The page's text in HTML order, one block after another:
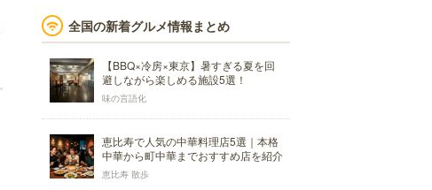
全国の新着グルメ情報まとめ
【BBQ×冷房×東京】暑すぎる夏を回
避しながら楽しめる施設5選！
味の言語化
恵比寿で人気の中華料理店5選｜本格
中華から町中華までおすすめ店を紹介
恵比寿 散歩